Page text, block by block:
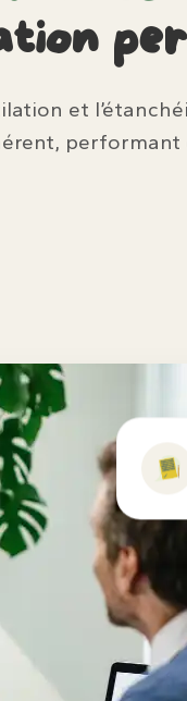
et
performant